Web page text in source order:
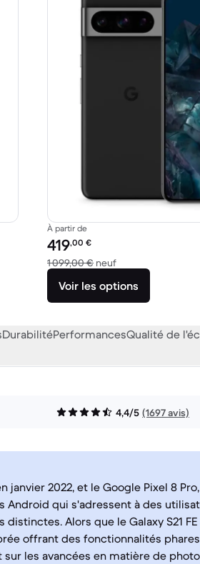
À partir de
Prix reconditionné :
419,00 €
1 099,00 € neufcontre 1 099,00 €
Voir les options
DurabilitéPerformancesQualité de
4,4/5 (1697 avis)
janvier 2022, et le Google Pixel 8
Android qui s'adressent à des
Alors que le Galaxy S21 FE
offrant des fonctionnalités
les avancées en matière de